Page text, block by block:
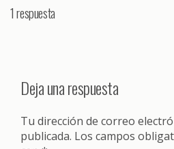
1 respuesta
Deja una respuesta
Tu dirección de correo
publicada. Los campos